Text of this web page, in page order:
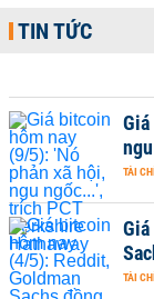
TIN TỨC
TÀI
TÀI